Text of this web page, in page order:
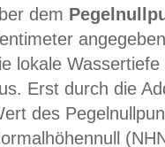
dem
lokale
Erst durch die
des